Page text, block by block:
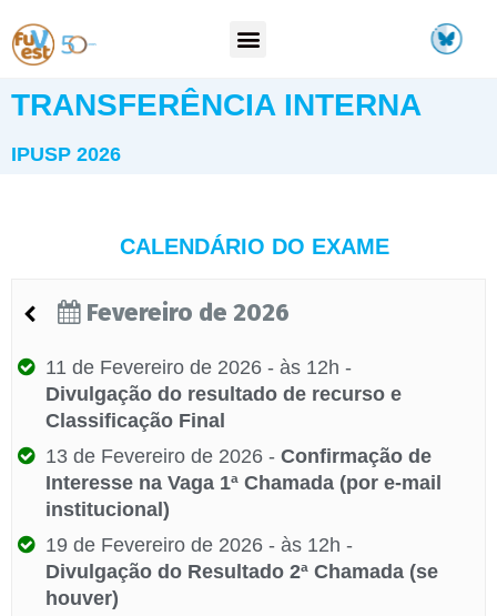
TRANSFERÊNCIA INTERNA
IPUSP 2026
CALENDÁRIO DO EXAME
  Fevereiro de 2026
11 de Fevereiro de 2026 - às 12h -
Divulgação do resultado de recurso e
Classificação Final
13 de Fevereiro de 2026 - Confirmação de
Interesse na Vaga 1ª Chamada (por e-mail
institucional)
19 de Fevereiro de 2026 - às 12h -
Divulgação do Resultado 2ª Chamada (se
houver)